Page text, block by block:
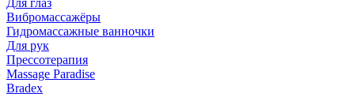
Вибромассажёры
Гидромассажные ванночки
Для рук
Прессотерапия
Massage Paradise
Bradex